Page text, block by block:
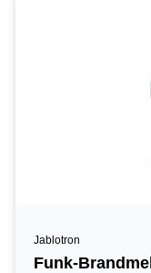
Jablotron
Funk-